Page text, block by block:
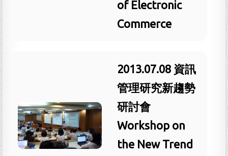
of Electronic
Commerce
2013.07.08 資訊
管理研究新趨勢
研討會
Workshop on
the New Trend